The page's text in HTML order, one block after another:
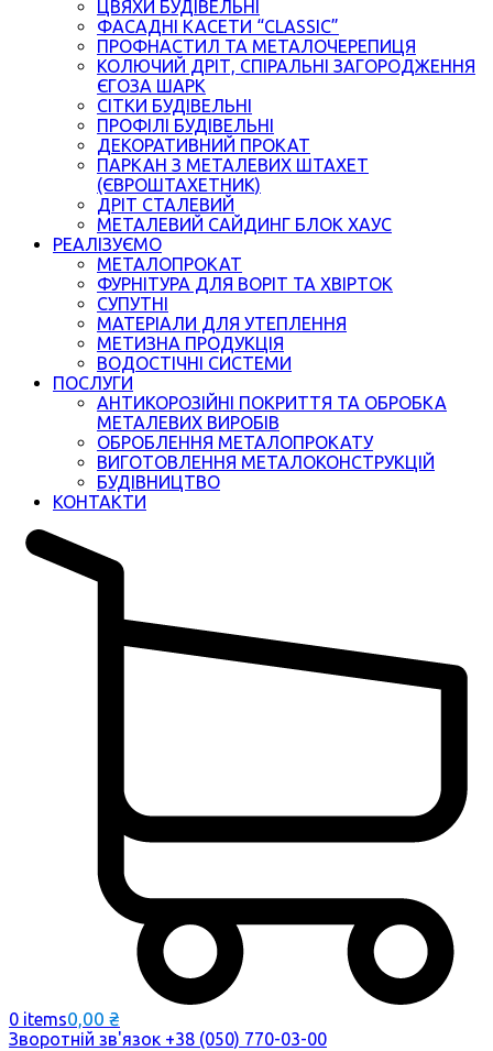
ЦВЯХИ БУДІВЕЛЬНІ
ФАСАДНІ КАСЕТИ “CLASSIC”
ПРОФНАСТИЛ ТА МЕТАЛОЧЕРЕПИЦЯ
КОЛЮЧИЙ ДРІТ, СПІРАЛЬНІ ЗАГОРОДЖЕННЯ
ЄГОЗА ШАРК
СІТКИ БУДІВЕЛЬНІ
ПРОФІЛІ БУДІВЕЛЬНІ
ДЕКОРАТИВНИЙ ПРОКАТ
ПАРКАН З МЕТАЛЕВИХ ШТАХЕТ
(ЄВРОШТАХЕТНИК)
ДРІТ СТАЛЕВИЙ
МЕТАЛЕВИЙ САЙДИНГ БЛОК ХАУС
РЕАЛІЗУЄМО
МЕТАЛОПРОКАТ
ФУРНІТУРА ДЛЯ ВОРІТ ТА ХВІРТОК
СУПУТНІ
МАТЕРІАЛИ ДЛЯ УТЕПЛЕННЯ
МЕТИЗНА ПРОДУКЦІЯ
ВОДОСТІЧНІ СИСТЕМИ
ПОСЛУГИ
АНТИКОРОЗІЙНІ ПОКРИТТЯ ТА ОБРОБКА
МЕТАЛЕВИХ ВИРОБІВ
ОБРОБЛЕННЯ МЕТАЛОПРОКАТУ
ВИГОТОВЛЕННЯ МЕТАЛОКОНСТРУКЦІЙ
БУДІВНИЦТВО
КОНТАКТИ
0 items0,00 ₴
Зворотній зв'язок +38 (050) 770-03-00